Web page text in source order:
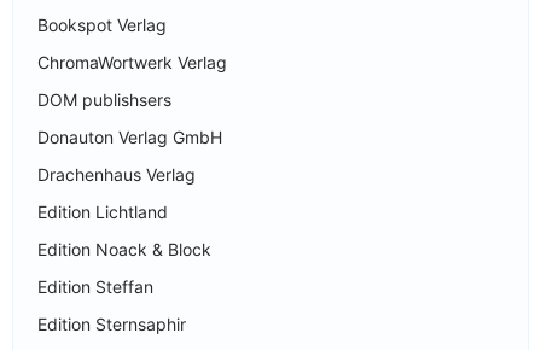
Bookspot Verlag
ChromaWortwerk Verlag
DOM publishsers
Donauton Verlag GmbH
Drachenhaus Verlag
Edition Lichtland
Edition Noack & Block
Edition Steffan
Edition Sternsaphir